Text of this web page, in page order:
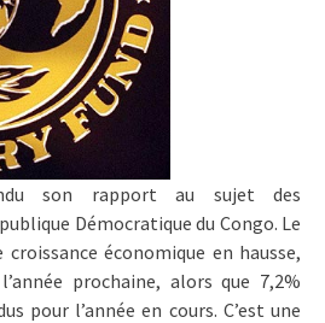
son rapport au sujet des
Démocratique du Congo. Le
économique en hausse,
prochaine, alors que 7,2%
pour l’année en cours. C’est une